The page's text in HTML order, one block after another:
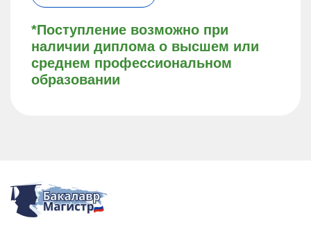
*Поступление возможно при
наличии диплома о высшем или
среднем профессиональном
образовании